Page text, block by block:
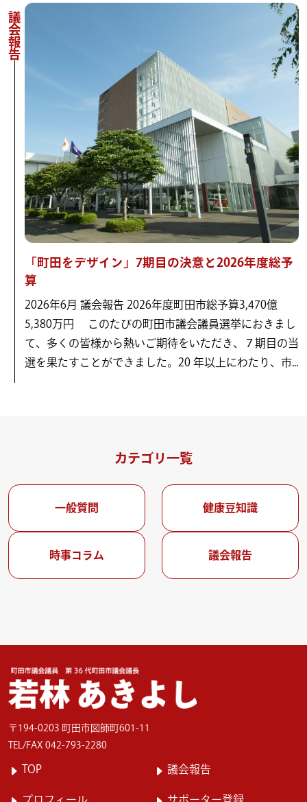
議会報告
「町田をデザイン」7期目の決意と2026年度総予
算
2026年6月 議会報告 2026年度町田市総予算3,470億
5,380万円 このたびの町田市議会議員選挙におきまし
て、多くの皆様から熱いご期待をいただき、７期目の当
選を果たすことができました。20 年以上にわたり、市...
カテゴリ一覧
一般質問 健康豆知識
時事コラム 議会報告
〒194-0203 町田市図師町601-11
TEL/FAX 042-793-2280
TOP 議会報告
プロフィール サポーター登録